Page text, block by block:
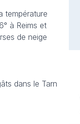
température
à Reims et
de neige
dans le Tarn